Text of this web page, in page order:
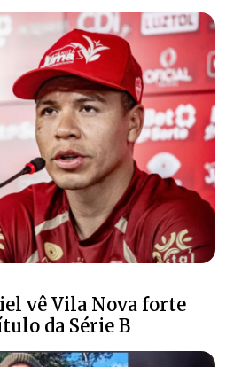
vê Vila Nova forte
da Série B